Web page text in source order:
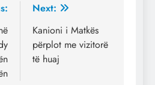
Next:
Kanioni i Matkës
përplot me vizitorë
të huaj